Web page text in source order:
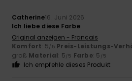
Catherine16. Juni 2026
Ich liebe diese Farbe
Original anzeigen - Français
Komfort: 5/5 Preis-Leistungs-
groß Material: 5/5 Farbe: 5 /5
Ich empfehle dieses Produkt